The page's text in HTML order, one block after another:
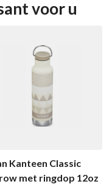
voor u
Kanteen Classic
met ringdop 12oz